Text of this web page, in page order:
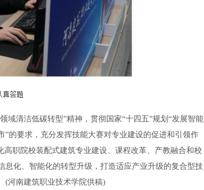
域清洁低碳转型”精神，贯彻国家“十四五”规划“发展智能
的要求，充分发挥技能大赛对专业建设的促进和引领作
职院校装配式建筑专业建设、课程改革、产教融合和校
化、智能化的转型升级，打造适应产业升级的复合型技
(河南建筑职业技术学院供稿)